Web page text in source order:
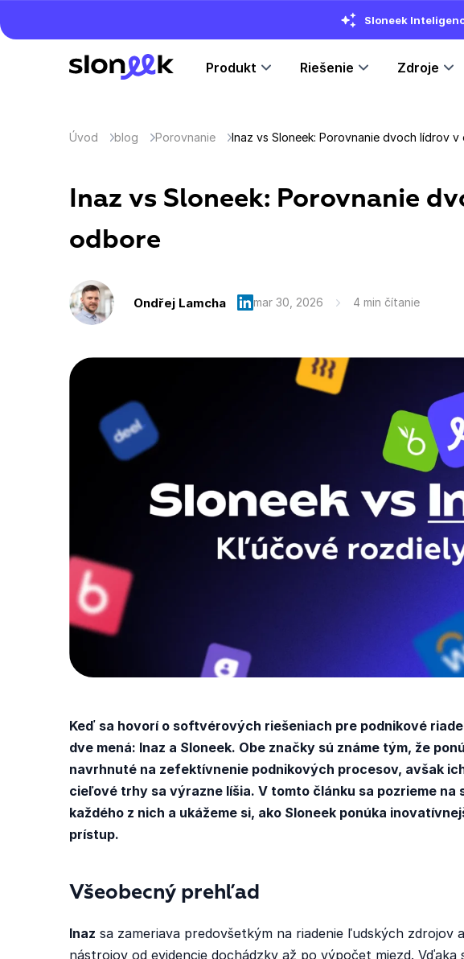
Sloneek
Produkt Riešenie Zdroje
Úvod blog Porovnanie Inaz vs Sloneek: Porovnanie dvoch lídrov v
Inaz vs Sloneek: Porovnanie
odbore
Ondřej Lamcha mar 30, 2026 4 min čítanie
Keď sa hovorí o softvérových riešeniach pre podnikové
dve mená: Inaz a Sloneek. Obe značky sú známe tým, že
navrhnuté na zefektívnenie podnikových procesov, avšak
cieľové trhy sa výrazne líšia. V tomto článku sa pozrieme na
každého z nich a ukážeme si, ako Sloneek ponúka
prístup.
Všeobecný prehľad
Inaz sa zameriava predovšetkým na riadenie ľudských zdrojov
nástrojov od evidencie dochádzky až po výpočet miezd. Vďaka